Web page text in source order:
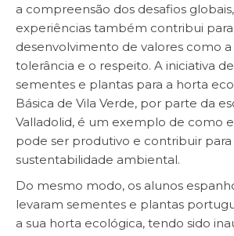
a compreensão dos desafios
experiências também contribui
desenvolvimento de valores como a
tolerância e o respeito. A iniciativa
sementes e plantas para a horta
Básica de Vila Verde, por parte da
Valladolid, é um exemplo de como
pode ser produtivo e contribuir
sustentabilidade ambiental.
Do mesmo modo, os alunos
levaram sementes e plantas
a sua horta ecológica, tendo sido